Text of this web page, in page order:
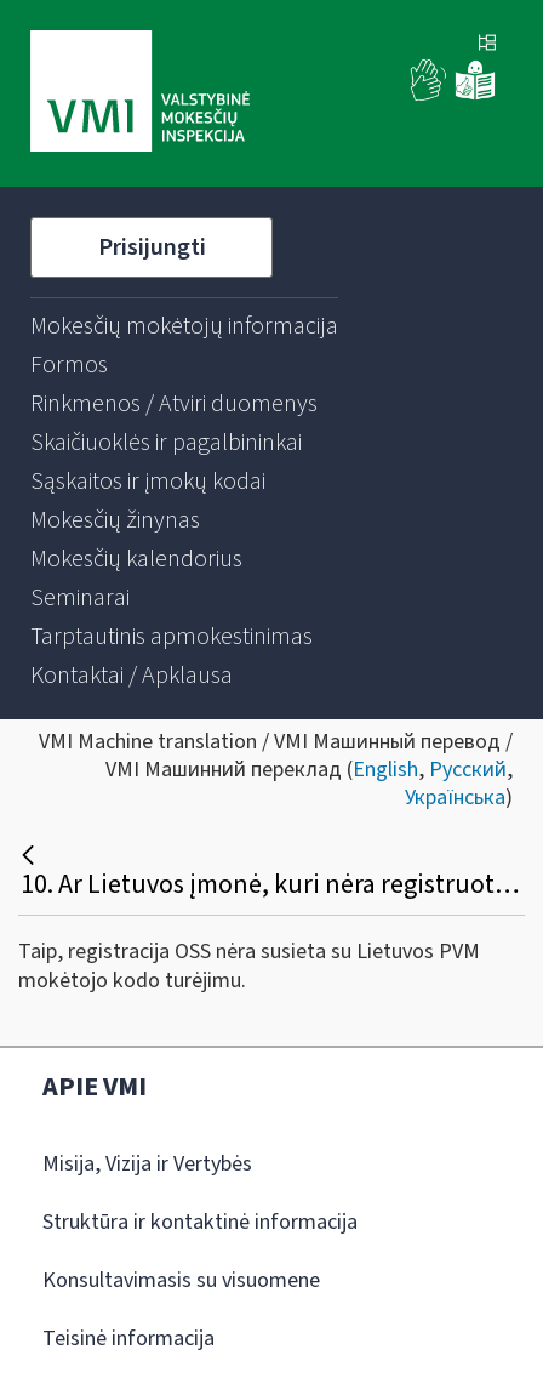
Prisijungti
Mokesčių mokėtojų informacija
Formos
Rinkmenos / Atviri duomenys
Skaičiuoklės ir pagalbininkai
Sąskaitos ir įmokų kodai
Mokesčių žinynas
Mokesčių kalendorius
Seminarai
Tarptautinis apmokestinimas
Kontaktai / Apklausa
VMI Machine translation / VMI Машинный перевод /
VMI Машинний переклад (English, Русский,
Українська)
10. Ar Lietuvos įmonė, kuri nėra registruota PVM mokėtoja Lietuvoje, gali registruotis OSS ES schemoje?
Taip, registracija OSS nėra susieta su Lietuvos PVM
mokėtojo kodo turėjimu.
APIE VMI
Misija, Vizija ir Vertybės
Struktūra ir kontaktinė informacija
Konsultavimasis su visuomene
Teisinė informacija